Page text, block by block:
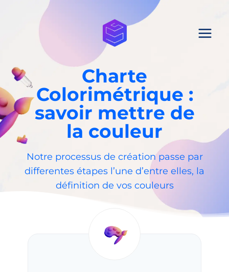
Charte
Colorimétrique :
savoir mettre de
la couleur
Notre processus de création passe par
differentes étapes l’une d’entre elles, la
définition de vos couleurs